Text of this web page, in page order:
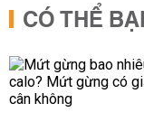
CÓ THỂ